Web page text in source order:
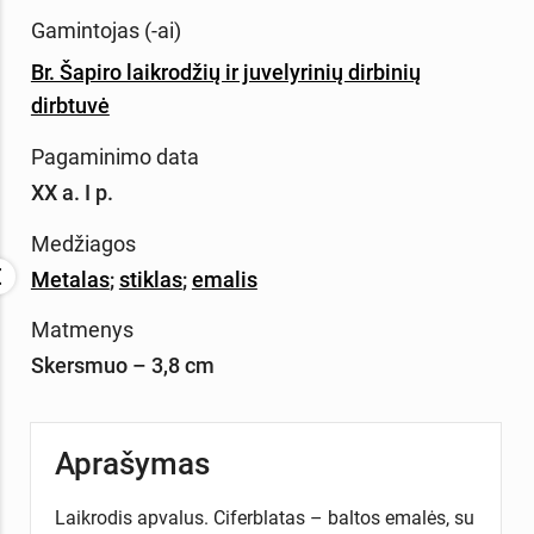
Gamintojas (-ai)
Br. Šapiro laikrodžių ir juvelyrinių dirbinių
dirbtuvė
Pagaminimo data
XX a. I p.
Medžiagos
Metalas;stiklas;emalis
Matmenys
Skersmuo – 3,8 cm
Aprašymas
Laikrodis apvalus. Ciferblatas – baltos emalės, su